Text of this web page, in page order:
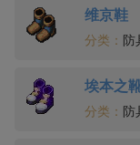
维京鞋
分类： 防
埃本之
分类： 防